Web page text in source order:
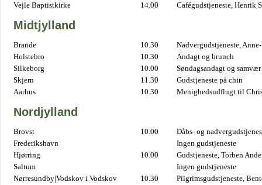
Vejle Baptistkirke
14.00 Cafégudstjeneste, Henrik
Midtjylland
Brande 10.30
Nadvergudstjeneste,
Holstebro
10.30
Andagt og brunch
Silkeborg
10.00
Søndagsandagt og samvær
Skjern
11.30
Gudstjeneste på chin
Aarhus
10.30 Menighedsudflugt til
Nordjylland
Brovst 10.00
Dåbs- og
Frederikshavn
Ingen gudstjeneste
Hjørring
10.00
Gudstjeneste, Torben
Saltum
Ingen gudstjeneste
Nørresundby|Vodskov i Vodskov
10.30
Pilgrimsgudstjeneste,